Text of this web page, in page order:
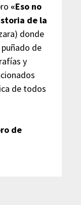
«Eso no
de la
donde
de
y
de todos
de